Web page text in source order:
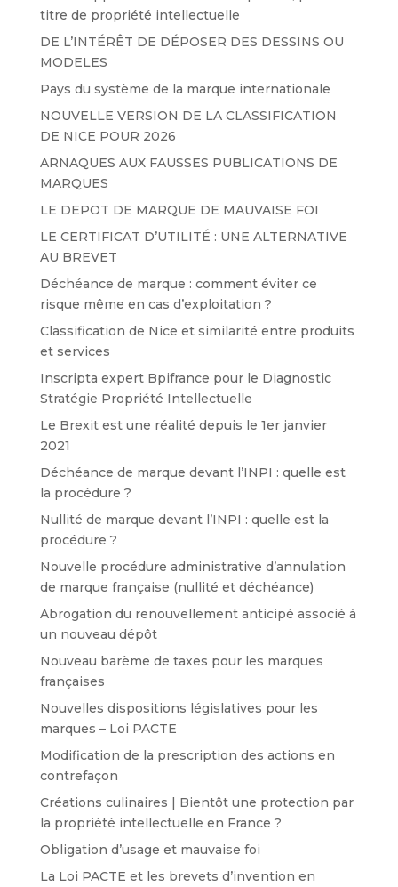
titre de propriété intellectuelle
DE L’INTÉRÊT DE DÉPOSER DES DESSINS OU
MODELES
Pays du système de la marque internationale
NOUVELLE VERSION DE LA CLASSIFICATION
DE NICE POUR 2026
ARNAQUES AUX FAUSSES PUBLICATIONS DE
MARQUES
LE DEPOT DE MARQUE DE MAUVAISE FOI
LE CERTIFICAT D’UTILITÉ : UNE ALTERNATIVE
AU BREVET
Déchéance de marque : comment éviter ce
risque même en cas d’exploitation ?
Classification de Nice et similarité entre produits
et services
Inscripta expert Bpifrance pour le Diagnostic
Stratégie Propriété Intellectuelle
Le Brexit est une réalité depuis le 1er janvier
2021
Déchéance de marque devant l’INPI : quelle est
la procédure ?
Nullité de marque devant l’INPI : quelle est la
procédure ?
Nouvelle procédure administrative d’annulation
de marque française (nullité et déchéance)
Abrogation du renouvellement anticipé associé à
un nouveau dépôt
Nouveau barème de taxes pour les marques
françaises
Nouvelles dispositions législatives pour les
marques – Loi PACTE
Modification de la prescription des actions en
contrefaçon
Créations culinaires | Bientôt une protection par
la propriété intellectuelle en France ?
Obligation d’usage et mauvaise foi
La Loi PACTE et les brevets d’invention en